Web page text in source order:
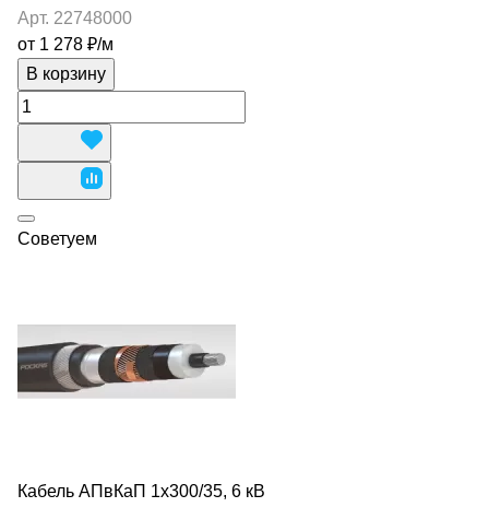
Арт. 22748000
от 1 278 ₽/м
В корзину
Советуем
Кабель АПвКаП 1х300/35, 6 кВ